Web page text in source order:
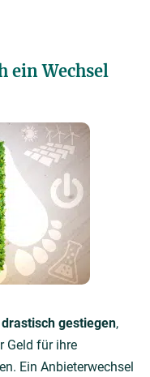
ein Wechsel
gestiegen,
Geld für ihre
Ein Anbieterwechsel